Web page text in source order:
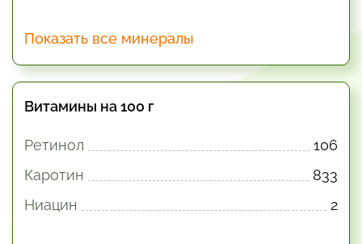
Показать все минералы
Витамины на 100 г
Ретинол
106
Каротин
833
Ниацин
2